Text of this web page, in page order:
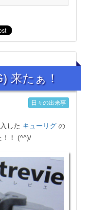
来たぁ！
日々の出来事
した キューリグ の
！！ (^^)/